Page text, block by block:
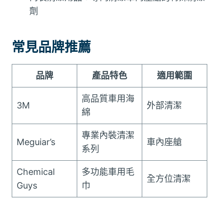
劑
常見品牌推薦
品牌 產品特色 適用範圍
3M
高品質車用海
綿
外部清潔
Meguiar’s
專業內裝清潔
系列
車內座艙
Chemical
Guys
多功能車用毛
巾
全方位清潔